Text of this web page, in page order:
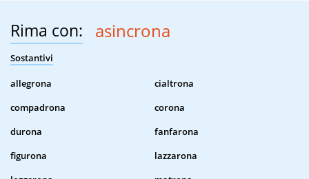
Rima con: asincrona
Sostantivi
allegrona
cialtrona
compadrona
corona
durona
fanfarona
figurona
lazzarona